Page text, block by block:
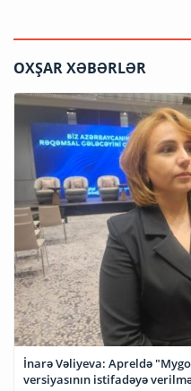
OXŞAR XƏBƏRLƏR
İnarə Vəliyeva: Apreldə
versiyasının istifadəyə